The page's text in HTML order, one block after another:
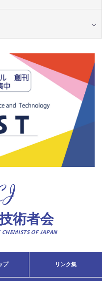
術者会
CHEMISTS OF JAPAN
プ リンク集